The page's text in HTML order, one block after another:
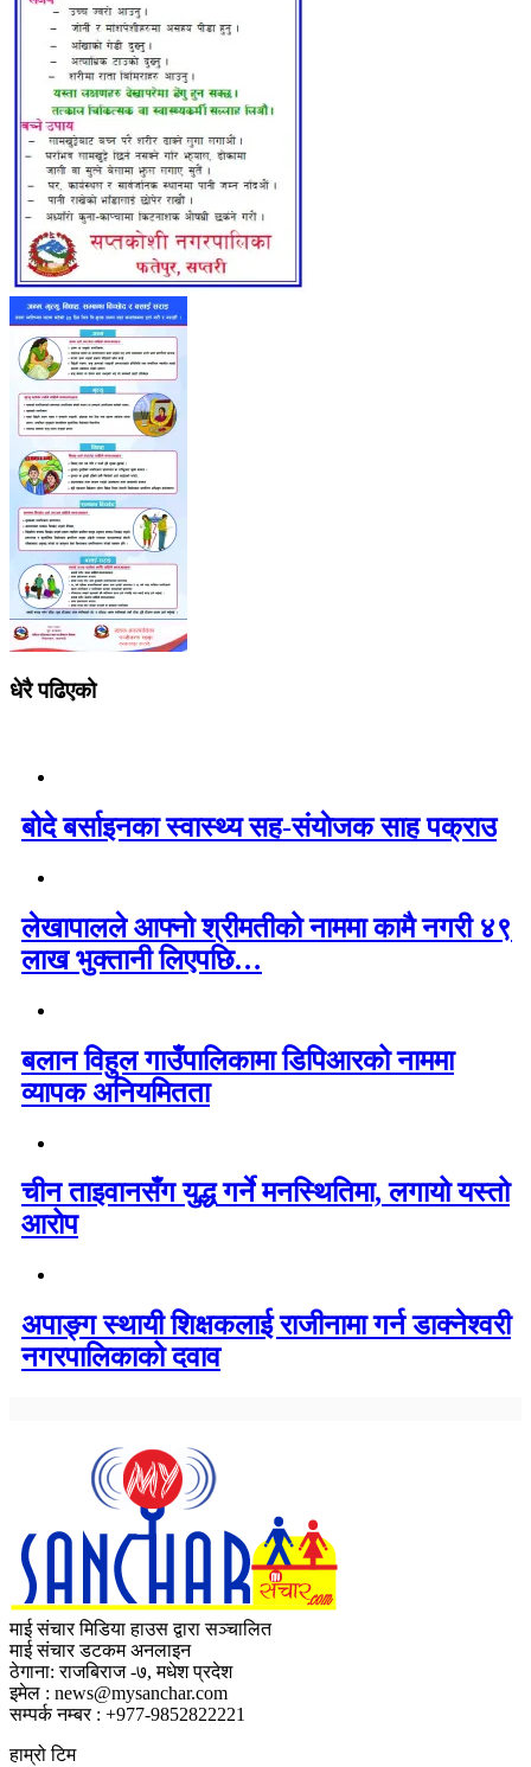
धेरै पढिएको
बोदे बर्साइनका स्वास्थ्य सह-संयाेजक साह पक्राउ
लेखापालले आफ्नो श्रीमतीको नाममा कामै नगरी ४९
लाख भुक्तानी लिएपछि…
बलान विहुल गाउँपालिकामा डिपिआरको नाममा
व्यापक अनियमितता
चीन ताइवानसँग युद्ध गर्ने मनस्थितिमा, लगायो यस्तो
आरोप
अपाङ्ग स्थायी शिक्षकलाई राजीनामा गर्न डाक्नेश्वरी
नगरपालिकाको दवाव
माई संचार मिडिया हाउस द्वारा सञ्चालित
माई संचार डटकम अनलाइन
ठेगाना: राजबिराज -७, मधेश प्रदेश
इमेल : news@mysanchar.com
सम्पर्क नम्बर : +977-9852822221
हाम्रो टिम